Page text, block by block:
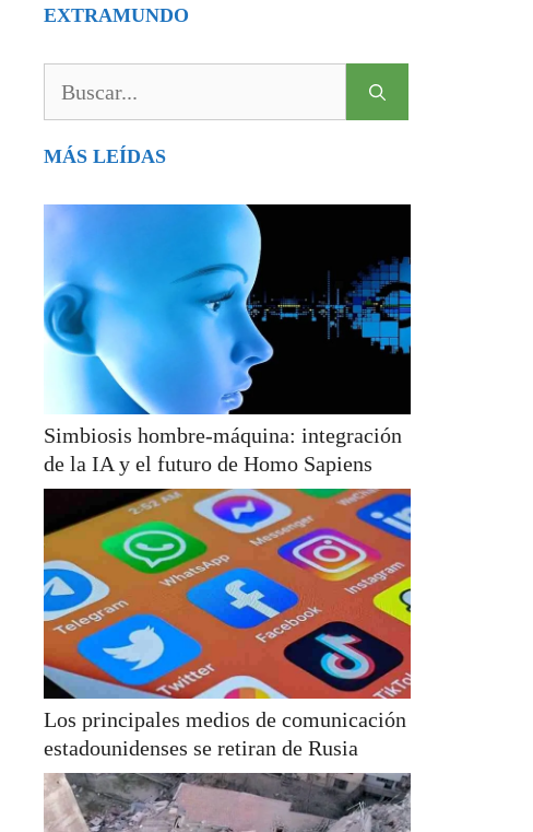
EXTRAMUNDO
MÁS LEÍDAS
Simbiosis hombre-máquina: integración
de la IA y el futuro de Homo Sapiens
Los principales medios de comunicación
estadounidenses se retiran de Rusia